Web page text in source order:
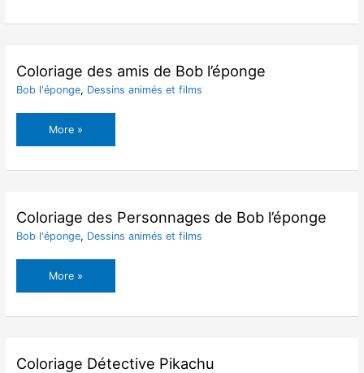
l’éponge
Coloriage des amis de Bob l’éponge
Bob l'éponge, Dessins animés et films
Coloriage
des
l’éponge
More »
Coloriage des Personnages de Bob l’éponge
Bob l'éponge, Dessins animés et films
Coloriage
des
l’éponge
More »
Coloriage Détective Pikachu